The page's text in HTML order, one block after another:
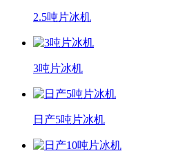
2.5吨片冰机
3吨片冰机
日产5吨片冰机